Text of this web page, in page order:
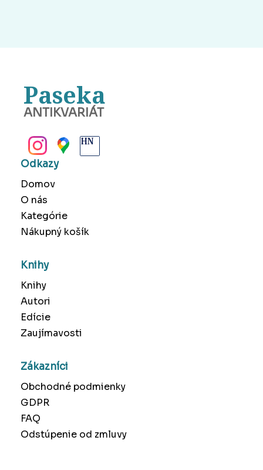
Paseka
ANTIKVARIÁT
Odkazy
Domov
O nás
Kategórie
Nákupný košík
Knihy
Knihy
Autori
Edície
Zaujímavosti
Zákazníci
Obchodné podmienky
GDPR
FAQ
Odstúpenie od zmluvy